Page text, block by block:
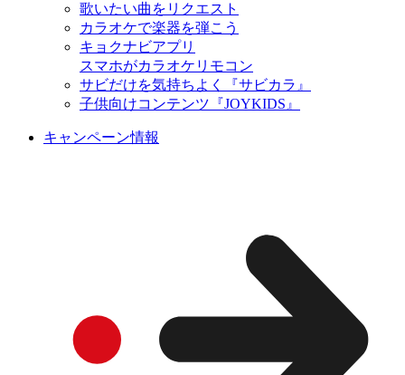
歌いたい曲をリクエスト
カラオケで楽器を弾こう
キョクナビアプリ
スマホがカラオケリモコン
サビだけを気持ちよく『サビカラ』
子供向けコンテンツ『JOYKIDS』
キャンペーン情報